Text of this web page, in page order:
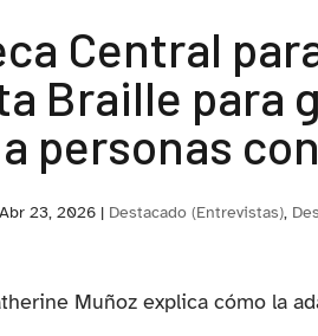
Central
Braille para
personas
Abr 23, 2026 | Destacado (Entrevistas),
Muñoz explica cómo la